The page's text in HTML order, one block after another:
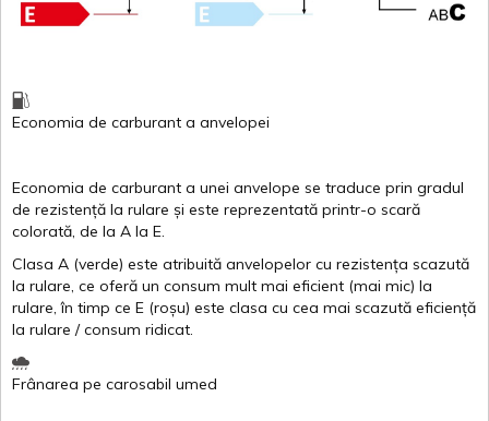
Economia de carburant a anvelopei
Economia de carburant a unei anvelope se traduce prin gradul
de rezistență la rulare și este reprezentată printr-o scară
colorată, de la A la E.
Clasa A (verde) este atribuită anvelopelor cu rezistența scazută
la rulare, ce oferă un consum mult mai eficient (mai mic) la
rulare,în timp ce E (roșu) este clasa cu cea mai scazută eficiență
la rulare /consum ridicat.
Frânarea pe carosabil umed